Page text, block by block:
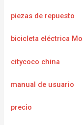
piezas de repuesto
bicicleta eléctrica
citycoco china
manual de usuario
precio